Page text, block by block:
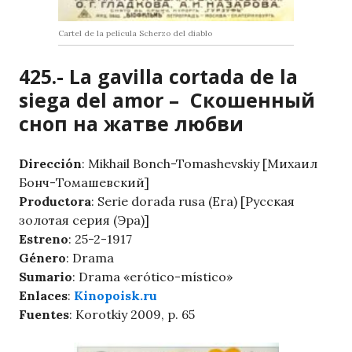
Cartel de la película Scherzo del diablo
425.- La gavilla cortada de la
siega del amor – Скошенный
сноп на жатве любви
Dirección: Mikhail Bonch-Tomashevskiy [Михаил
Бонч-Томашевский]
Productora: Serie dorada rusa (Era) [Русская
золотая серия (Эра)]
Estreno: 25-2-1917
Género: Drama
Sumario: Drama «erótico-místico»
Enlaces: Kinopoisk.ru
Fuentes: Korotkiy 2009, p. 65